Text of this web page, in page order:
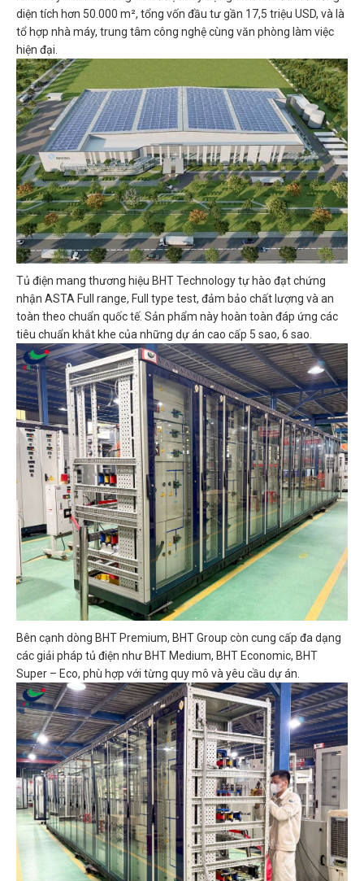
diện tích hơn 50.000 m², tổng vốn đầu tư gần 17,5 triệu USD, và là
tổ hợp nhà máy, trung tâm công nghệ cùng văn phòng làm việc
hiện đại.
Tủ điện mang thương hiệu BHT Technology tự hào đạt chứng
nhận ASTA Full range, Full type test, đảm bảo chất lượng và an
toàn theo chuẩn quốc tế. Sản phẩm này hoàn toàn đáp ứng các
tiêu chuẩn khắt khe của những dự án cao cấp 5 sao, 6 sao.
Bên cạnh dòng BHT Premium, BHT Group còn cung cấp đa dạng
các giải pháp tủ điện như BHT Medium, BHT Economic, BHT
Super – Eco, phù hợp với từng quy mô và yêu cầu dự án.